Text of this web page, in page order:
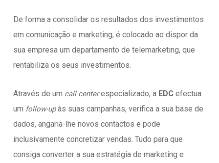
De forma a consolidar os resultados dos investimentos
em comunicação e marketing, é colocado ao dispor da
sua empresa um departamento de telemarketing, que
rentabiliza os seus investimentos.
Através de um call centerespecializado, a EDC efectua
um follow-upàs suas campanhas, verifica a sua base de
dados, angaria-lhe novos contactos e pode
inclusivamente concretizar vendas. Tudo para que
consiga converter a sua estratégia de marketing e